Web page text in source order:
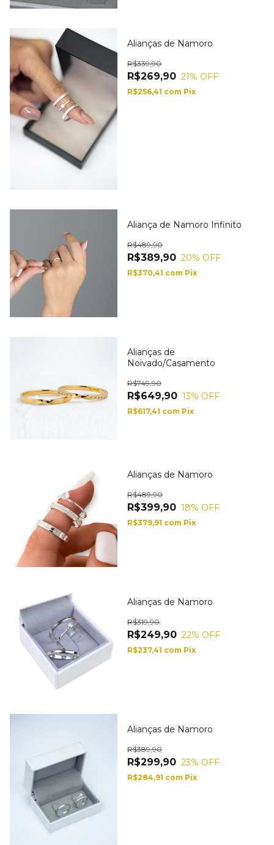
Alianças de Namoro
R$269,90
R$339,90
21% OFF
R$256,41 com Pix
Aliança de Namoro Infinito
R$389,90
R$489,90
20% OFF
R$370,41 com Pix
Alianças de
Noivado/Casamento
R$649,90
R$749,90
13% OFF
R$617,41 com Pix
Alianças de Namoro
R$399,90
R$489,90
18% OFF
R$379,91 com Pix
Alianças de Namoro
R$249,90
R$319,90
22% OFF
R$237,41 com Pix
Alianças de Namoro
R$299,90
R$389,90
23% OFF
R$284,91 com Pix